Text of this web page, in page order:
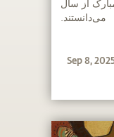
از سال
می‌دانستند.
Sep 8,